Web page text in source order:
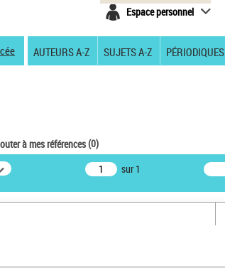
Espace personnel
AUTEURS A-Z SUJETS A-Z PÉRIODIQUES
à mes références(0)
sur 1